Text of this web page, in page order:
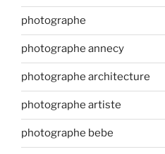
photographe
photographe annecy
photographe architecture
photographe artiste
photographe bebe